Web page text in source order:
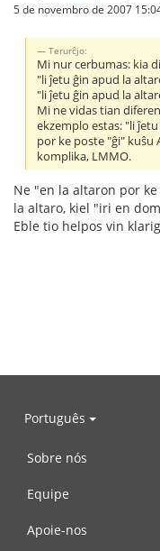
5 de novembro de 2007
Terurĉjo:
Mi nur cerbumas: kia
"li ĵetu ĝin apud la
"li ĵetu ĝin apud la
Mi ne vidas tian
ekzemplo estas: "li
por ke poste "ĝi" kuŝu
komplika, LMMO.
Ne "en la altaron por
la altaro, kiel "iri en
Eble tio helpos vin
Português
Sobre nós
Equipe
Apoie-nos